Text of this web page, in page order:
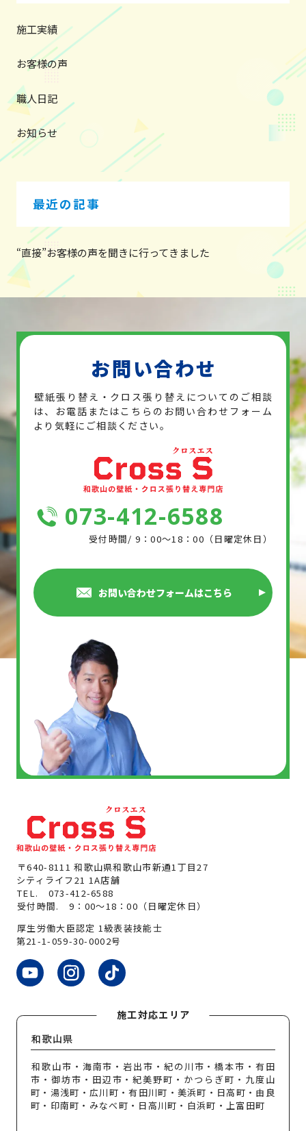
ン
施工実績
お客様の声
職人日記
お知らせ
最近の記事
“直接”お客様の声を聞きに行ってきました
お問い合わせ
壁紙張り替え・クロス張り替えについてのご相談
は、お電話または こちらのお問い合わせフォーム
より気軽にご相談ください。
073-412-6588
受付時間/ 9：00～18：00（日曜定休日）
お問い合わせフォームはこちら
〒640-8111 和歌山県和歌山市新通1丁目27
シティライフ21 1A店舗
TEL. 073-412-6588
受付時間. 9：00～18：00（日曜定休日）
厚生労働大臣認定 1級表装技能士
第21-1-059-30-0002号
施工対応エリア
和歌山県
和歌山市・海南市・岩出市・紀の川市・橋本市・有田
市・御坊市・田辺市・紀美野町・かつらぎ町・九度山
町・湯浅町・広川町・有田川町・美浜町・日高町・由良
町・印南町・みなべ町・日高川町・白浜町・上富田町